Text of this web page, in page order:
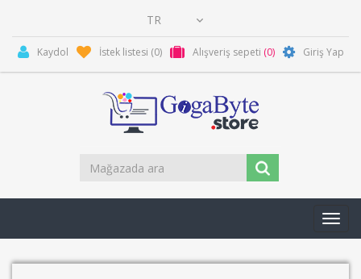
Kaydol İstek listesi (0) Alışveriş sepeti (0) Giriş Yap